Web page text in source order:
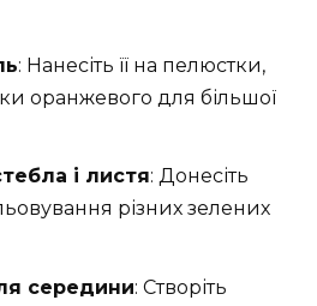
: Нанесіть її на пелюстки,
оранжевого для більшої
і листя: Донесіть
різних зелених
середини: Створіть